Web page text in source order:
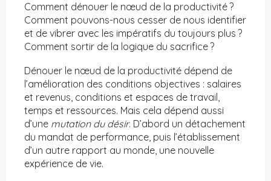
Comment dénouer le nœud de la productivité ?
Comment pouvons-nous cesser de nous identifier
et de vibrer avec les impératifs du toujours plus ?
Comment sortir de la logique du sacrifice ?
Dénouer le nœud de la productivité dépend de
l’amélioration des conditions objectives : salaires
et revenus, conditions et espaces de travail,
temps et ressources. Mais cela dépend aussi
d’une mutation du désir. D’abord un détachement
du mandat de performance, puis l’établissement
d’un autre rapport au monde, une nouvelle
expérience de vie.